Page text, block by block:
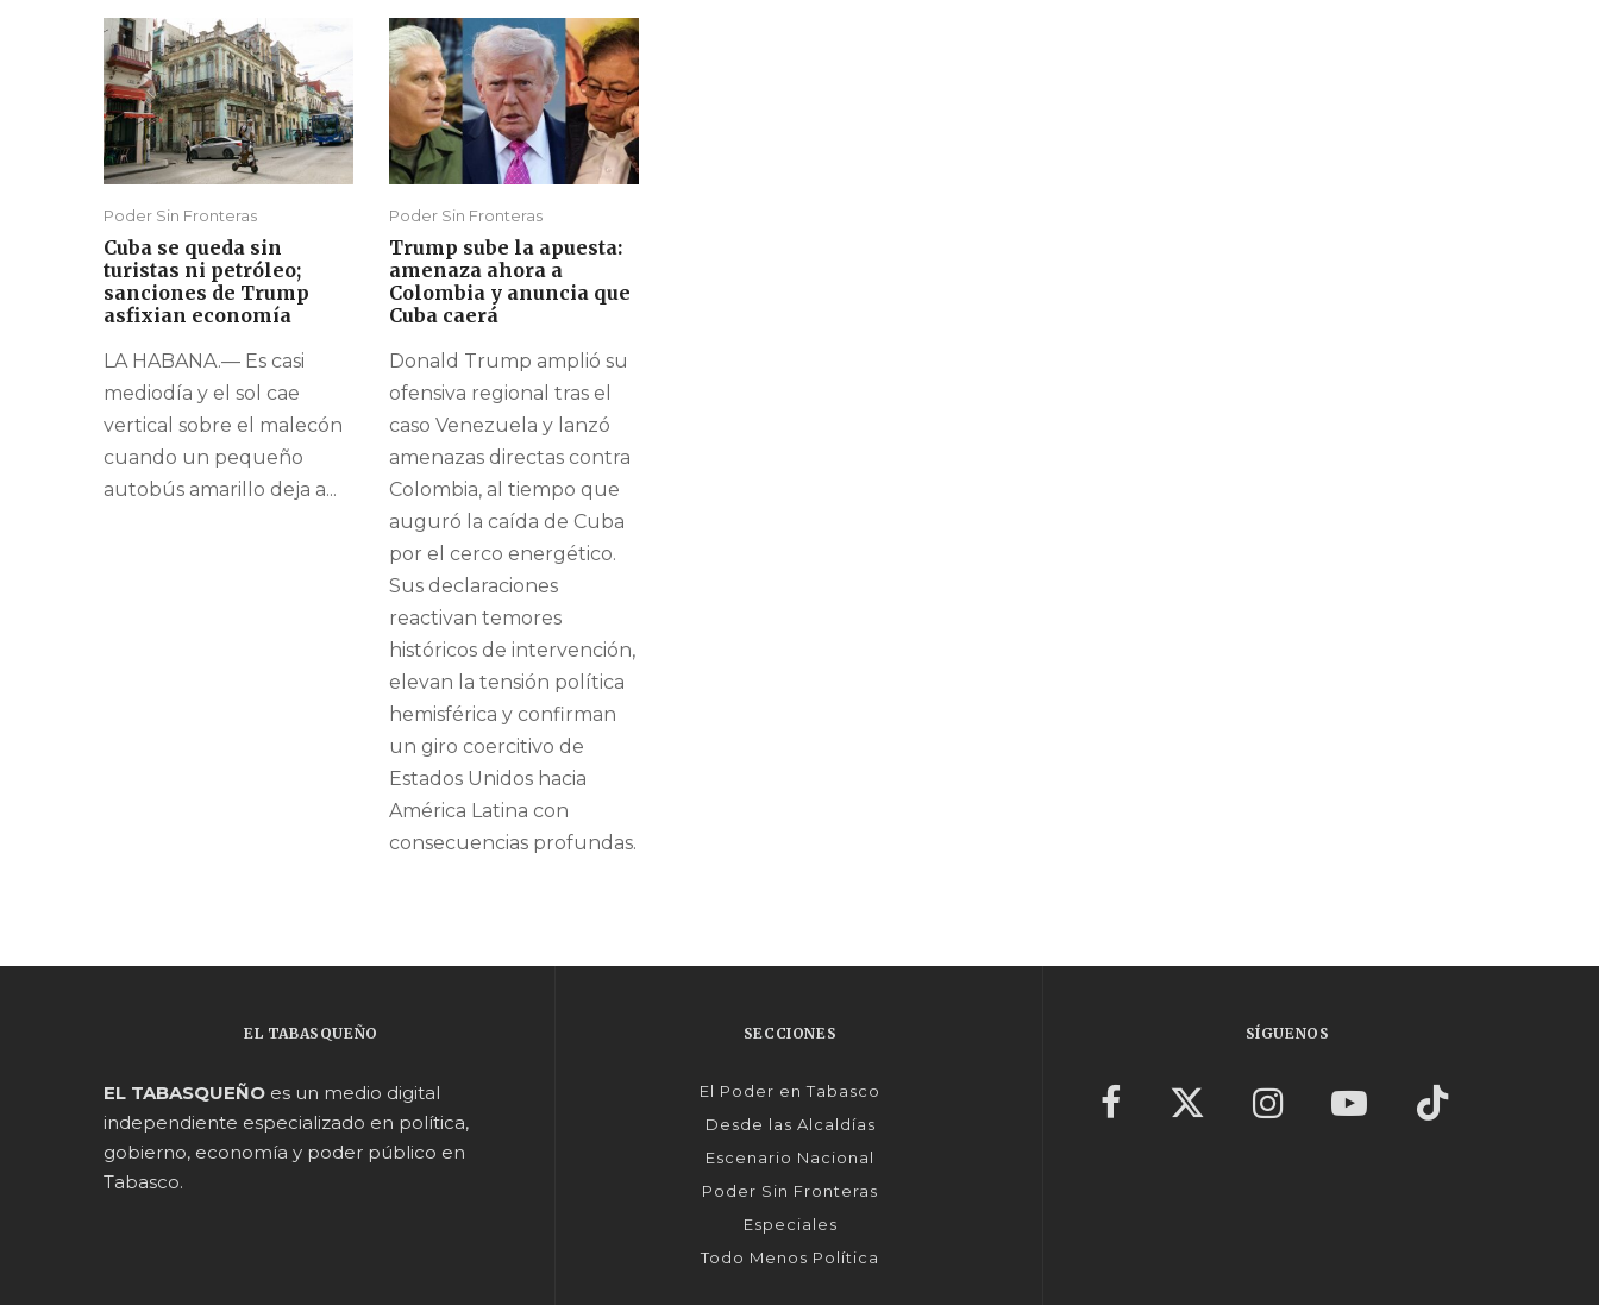
Poder Sin Fronteras
Cuba se queda sin
turistas ni petróleo;
sanciones de Trump
asfixian economía
LA HABANA.— Es casi
mediodía y el sol cae
vertical sobre el malecón
cuando un pequeño
autobús amarillo deja a...
Poder Sin Fronteras
Trump sube la apuesta:
amenaza ahora a
Colombia y anuncia que
Cuba caerá
Donald Trump amplió su
ofensiva regional tras el
caso Venezuela y lanzó
amenazas directas contra
Colombia, al tiempo que
auguró la caída de Cuba
por el cerco energético.
Sus declaraciones
reactivan temores
históricos de intervención,
elevan la tensión política
hemisférica y confirman
un giro coercitivo de
Estados Unidos hacia
América Latina con
consecuencias profundas.
EL TABASQUEÑO
EL TABASQUEÑO es un medio digital
independiente especializado en política,
gobierno, economía y poder público en
Tabasco.
SECCIONES
El Poder en Tabasco
Desde las Alcaldías
Escenario Nacional
Poder Sin Fronteras
Especiales
Todo Menos Política
SÍGUENOS